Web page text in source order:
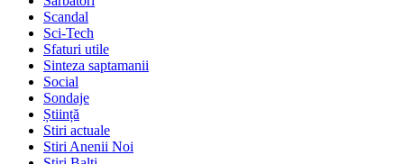
Scandal
Sci-Tech
Sfaturi utile
Sinteza saptamanii
Social
Sondaje
Știință
Stiri actuale
Stiri Anenii Noi